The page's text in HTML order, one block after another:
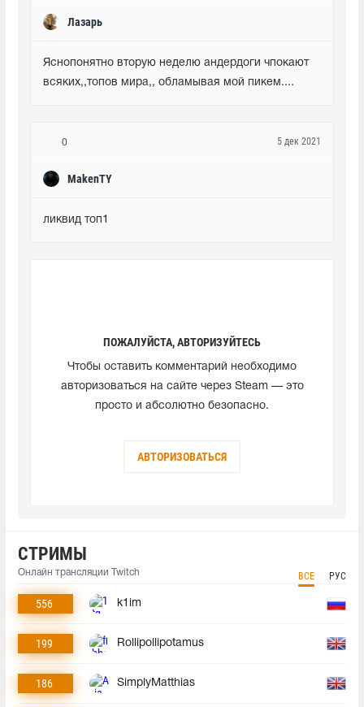
Лазарь
Яснопонятно вторую неделю андердоги чпокают
всяких,,топов мира,, обламывая мой пикем....
0
MakenTY
5 дек 2021
ликвид топ1
ПОЖАЛУЙСТА, АВТОРИЗУЙТЕСЬ
Чтобы оставить комментарий необходимо
авторизоваться на сайте через Steam — это
просто и абсолютно безопасно.
АВТОРИЗОВАТЬСЯ
СТРИМЫ
Онлайн трансляции Twitch ВСЕ РУС
556 k1im
199 Rollipollipotamus
186 SimplyMatthias